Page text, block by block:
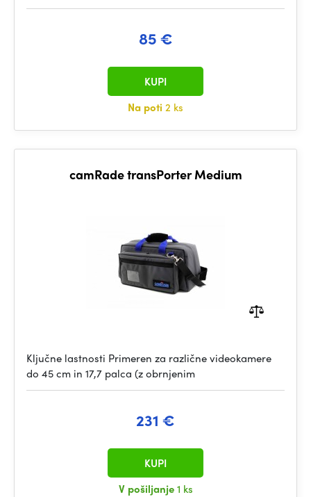
85 €
Na poti 2 ks
KUPI
camRade transPorter Medium
Ključne lastnosti Primeren za različne videokamere
do 45 cm in 17,7 palca (z obrnjenim
231 €
V pošiljanje1 ks
KUPI